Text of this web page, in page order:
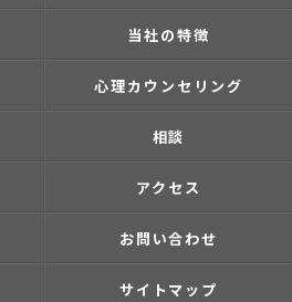
当社の特徴
心理カウンセリング
相談
アクセス
お問い合わせ
サイトマップ